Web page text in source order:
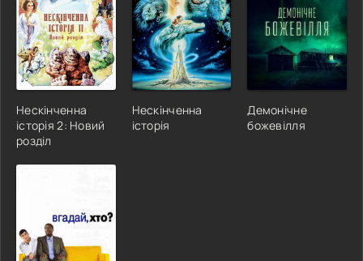
Нескінченна
історія 2: Новий
розділ
Нескінченна
історія
Демонічне
божевілля